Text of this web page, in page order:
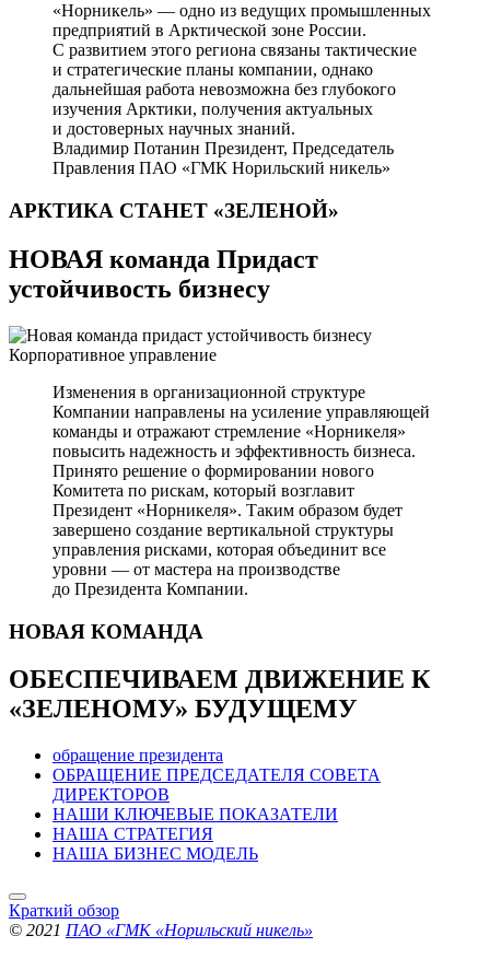
«Норникель» — одно из ведущих промышленных
предприятий в Арктической зоне России.
С развитием этого региона связаны тактические
и стратегические планы компании, однако
дальнейшая работа невозможна без глубокого
изучения Арктики, получения актуальных
и достоверных научных знаний.
Владимир Потанин Президент, Председатель
Правления ПАО «ГМК Норильский никель»
АРКТИКА СТАНЕТ «ЗЕЛЕНОЙ»
НОВАЯ команда Придаст
устойчивость бизнесу
Корпоративное управление
Изменения в организационной структуре
Компании направлены на усиление управляющей
команды и отражают стремление «Норникеля»
повысить надежность и эффективность бизнеса.
Принято решение о формировании нового
Комитета по рискам, который возглавит
Президент «Норникеля». Таким образом будет
завершено создание вертикальной структуры
управления рисками, которая объединит все
уровни — от мастера на производстве
до Президента Компании.
НОВАЯ КОМАНДА
ОБЕСПЕЧИВАЕМ ДВИЖЕНИЕ К
«ЗЕЛЕНОМУ» БУДУЩЕМУ
обращение президента
ОБРАЩЕНИЕ ПРЕДСЕДАТЕЛЯ СОВЕТА
ДИРЕКТОРОВ
НАШИ КЛЮЧЕВЫЕ ПОКАЗАТЕЛИ
НАША СТРАТЕГИЯ
НАША БИЗНЕС МОДЕЛЬ
Краткий обзор
© 2021 ПАО «ГМК «Норильский никель»